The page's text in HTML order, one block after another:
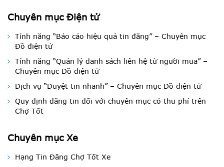
Chuyên mục Điện tử
Tính năng “Báo cáo hiệu quả tin đăng” – Chuyên mục
Đồ điện tử
Tính năng “Quản lý danh sách liên hệ từ người mua” –
Chuyên mục Đồ điện tử
Dịch vụ “Duyệt tin nhanh” – Chuyên mục Đồ điện tử
Quy định đăng tin đối với chuyên mục có thu phí trên
Chợ Tốt
Chuyên mục Xe
Hạng Tin Đăng Chợ Tốt Xe